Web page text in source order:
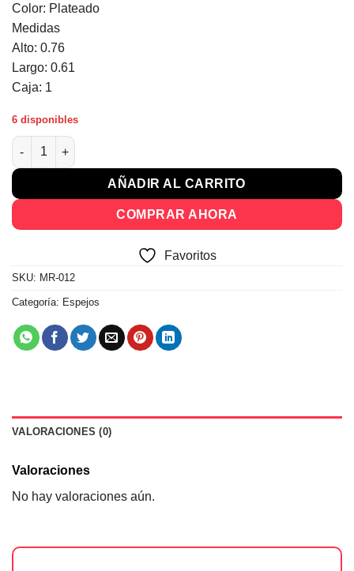
Color: Plateado
Medidas
Alto: 0.76
Largo: 0.61
Caja: 1
6 disponibles
Espejo Con Marco Decorativo Diseño Moderno Rectangular
AÑADIR AL CARRITO
COMPRAR AHORA
Favoritos
SKU: MR-012
Categoría: Espejos
VALORACIONES (0)
Valoraciones
No hay valoraciones aún.